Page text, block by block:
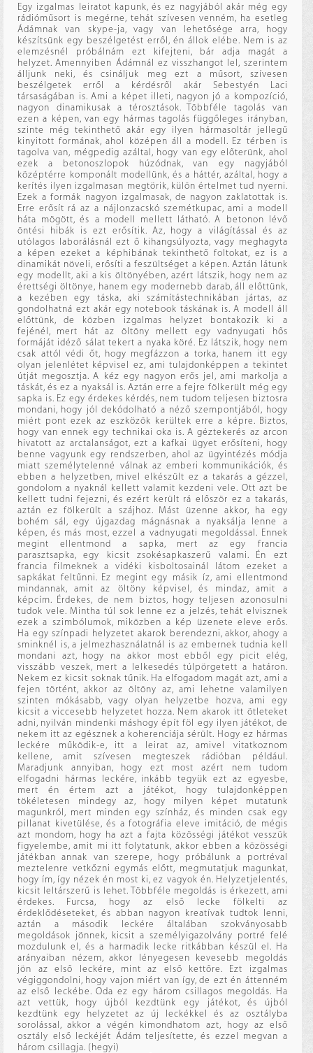
Egy izgalmas leiratot kapunk, és ez nagyjából akár még egy
rádióműsort is megérne, tehát szívesen venném, ha esetleg
Ádámnak van skype-ja, vagy van lehetősége arra, hogy
készítsünk egy beszélgetést erről, én állok elébe. Nem is az
elemzésnél próbálnám ezt kifejteni, bár adja magát a
helyzet. Amennyiben Ádámnál ez visszhangot lel, szerintem
álljunk neki, és csináljuk meg ezt a műsort, szívesen
beszélgetek erről a kérdésről akár Sebestyén Laci
társaságában is. Ami a képet illeti, nagyon jó a kompozíció,
nagyon dinamikusak a térosztások. Többféle tagolás van
ezen a képen, van egy hármas tagolás függőleges irányban,
szinte még tekinthető akár egy ilyen hármasoltár jellegű
kinyitott formának, ahol középen áll a modell. Ez térben is
tagolva van, mégpedig azáltal, hogy van egy előterünk, ahol
ezek a betonoszlopok húzódnak, van egy nagyjából
középtérre komponált modellünk, és a háttér, azáltal, hogy a
kerítés ilyen izgalmasan megtörik, külön értelmet tud nyerni.
Ezek a formák nagyon izgalmasak, de nagyon zaklatottak is.
Erre erősít rá az a nájlonzacskó szemétkupac, ami a modell
háta mögött, és a modell mellett látható. A betonon lévő
öntési hibák is ezt erősítik. Az, hogy a világítással és az
utólagos laborálásnál ezt ő kihangsúlyozta, vagy meghagyta
a képen ezeket a képhibának tekinthető foltokat, ez is a
dinamikát növeli, erősíti a feszültséget a képen. Aztán látunk
egy modellt, aki a kis öltönyében, azért látszik, hogy nem az
érettségi öltönye, hanem egy modernebb darab, áll előttünk,
a kezében egy táska, aki számítástechnikában jártas, az
gondolhatná ezt akár egy notebook táskának is. A modell áll
előttünk, de közben izgalmas helyzet bontakozik ki a
fejénél, mert hát az öltöny mellett egy vadnyugati hős
formáját idéző sálat tekert a nyaka köré. Ez látszik, hogy nem
csak attól védi őt, hogy megfázzon a torka, hanem itt egy
olyan jelenlétet képvisel ez, ami tulajdonképpen a tekintet
útját megosztja. A kéz egy nagyon erős jel, ami markolja a
táskát, és ez a nyaksál is. Aztán erre a fejre fölkerült még egy
sapka is. Ez egy érdekes kérdés, nem tudom teljesen biztosra
mondani, hogy jól dekódolható a néző szempontjából, hogy
miért pont ezek az eszközök kerültek erre a képre. Biztos,
hogy van ennek egy technikai oka is. A géztekerés az arcon
hivatott az arctalanságot, ezt a kafkai ügyet erősíteni, hogy
benne vagyunk egy rendszerben, ahol az ügyintézés módja
miatt személytelenné válnak az emberi kommunikációk, és
ebben a helyzetben, mivel elkészült ez a takarás a gézzel,
gondolom a nyaknál kellett valamit kezdeni vele. Ott azt be
kellett tudni fejezni, és ezért került rá először ez a takarás,
aztán ez fölkerült a szájhoz. Mást üzenne akkor, ha egy
bohém sál, egy újgazdag mágnásnak a nyaksálja lenne a
képen, és más most, ezzel a vadnyugati megoldással. Ennek
megint ellentmond a sapka, mert az egy francia
parasztsapka, egy kicsit zsokésapkaszerű valami. Én ezt
francia filmeknek a vidéki kisboltosainál látom ezeket a
sapkákat feltűnni. Ez megint egy másik íz, ami ellentmond
mindannak, amit az öltöny képvisel, és mindaz, amit a
képcím. Érdekes, de nem biztos, hogy teljesen azonosulni
tudok vele. Mintha túl sok lenne ez a jelzés, tehát elvisznek
ezek a szimbólumok, miközben a kép üzenete eleve erős.
Ha egy színpadi helyzetet akarok berendezni, akkor, ahogy a
sminknél is, a jelmezhasználatnál is az embernek tudnia kell
mondani azt, hogy na akkor most ebből egy picit elég,
visszább veszek, mert a lelkesedés túlpörgetett a határon.
Nekem ez kicsit soknak tűnik. Ha elfogadom magát azt, ami a
fejen történt, akkor az öltöny az, ami lehetne valamilyen
szinten mókásabb, vagy olyan helyzetbe hozva, ami egy
kicsit a viccesebb helyzetet hozza. Nem akarok itt ötleteket
adni, nyilván mindenki máshogy épít föl egy ilyen játékot, de
nekem itt az egésznek a koherenciája sérült. Hogy ez hármas
leckére működik-e, itt a leirat az, amivel vitatkoznom
kellene, amit szívesen megteszek rádióban például.
Maradjunk annyiban, hogy ezt most azért nem tudom
elfogadni hármas leckére, inkább tegyük ezt az egyesbe,
mert én értem azt a játékot, hogy tulajdonképpen
tökéletesen mindegy az, hogy milyen képet mutatunk
magunkról, mert minden egy színház, és minden csak egy
pillanat kivetülése, és a fotográfia eleve imitáció, de mégis
azt mondom, hogy ha azt a fajta közösségi játékot vesszük
figyelembe, amit mi itt folytatunk, akkor ebben a közösségi
játékban annak van szerepe, hogy próbálunk a portréval
meztelenre vetkőzni egymás előtt, megmutatjuk magunkat,
hogy ím, így nézek én most ki, ez vagyok én. Helyzetjelentés,
kicsit leltárszerű is lehet. Többféle megoldás is érkezett, ami
érdekes. Furcsa, hogy az első lecke fölkelti az
érdeklődéseteket, és abban nagyon kreatívak tudtok lenni,
aztán a második leckére általában szokványosabb
megoldások jönnek, kicsit a személyigazolvány portré felé
mozdulunk el, és a harmadik lecke ritkábban készül el. Ha
arányaiban nézem, akkor lényegesen kevesebb megoldás
jön az első leckére, mint az első kettőre. Ezt izgalmas
végiggondolni, hogy vajon miért van így, de ezt én áttenném
az első leckébe. Oda ez egy három csillagos megoldás. Ha
azt vettük, hogy újból kezdtünk egy játékot, és újból
kezdtünk egy helyzetet az új leckékkel és az osztályba
sorolással, akkor a végén kimondhatom azt, hogy az első
osztály első leckéjét Ádám teljesítette, és ezzel megvan a
három csillagja. (hegyi)